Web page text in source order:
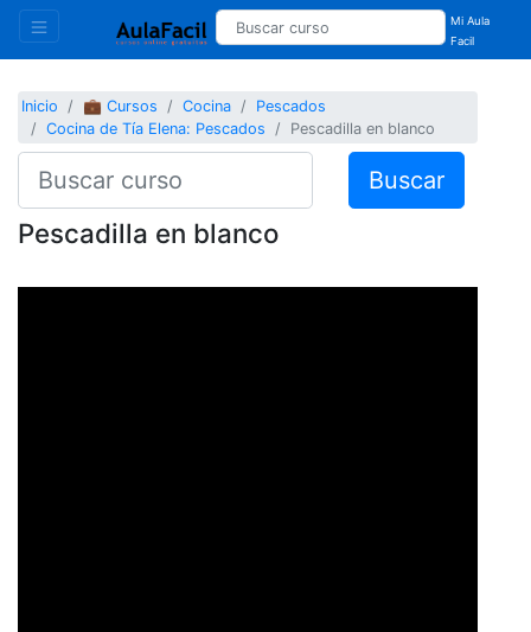
Mi Aula
Facil
Inicio 💼 Cursos Cocina
Pescados
Cocina de Tía Elena: Pescados
Pescadilla en blanco
Buscar
Pescadilla en blanco